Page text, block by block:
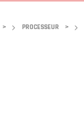
> PROCESSEUR >